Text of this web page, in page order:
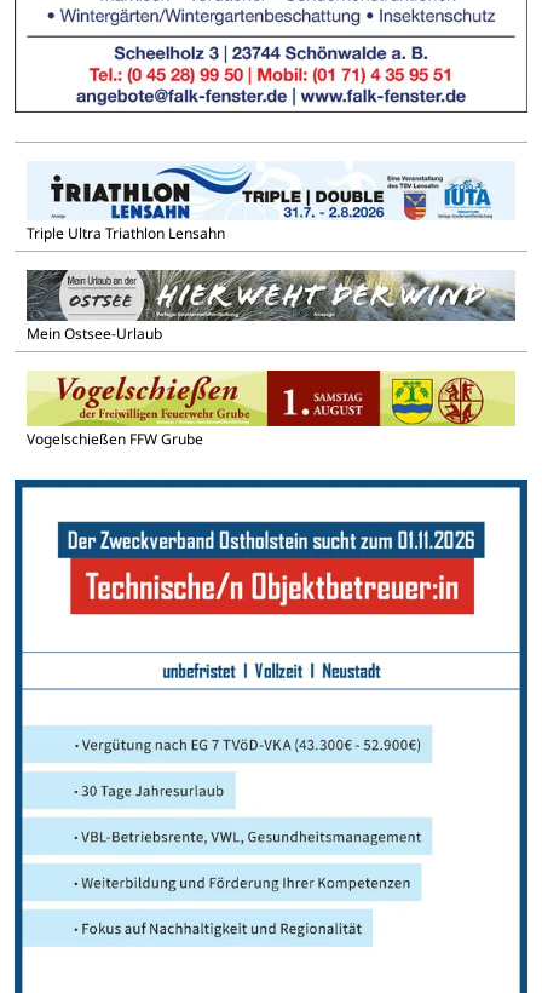
Triple Ultra Triathlon Lensahn
Mein Ostsee-Urlaub
Vogelschießen FFW Grube